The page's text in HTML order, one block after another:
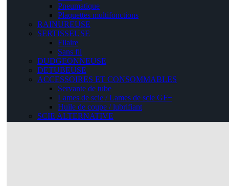
Pneumatique
Plaquettes multifonctions
RAINUREUSE
SERTISSEUSE
Filaire
Sans fil
DUDGEONNEUSE
DETUBEUSE
ACCESSOIRES ET CONSOMMABLES
Servante de tube
Lames de scie / Lames de scie GF+
Huile de coupe / lubrifiant
SCIE ALTERNATIVE